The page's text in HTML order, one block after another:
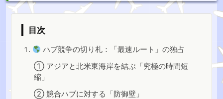
目次
1.
ハブ競争の切り札：「最速ルート」の独占
① アジアと北米東海岸を結ぶ「究極の時間短
縮」
② 競合ハブに対する「防御壁」